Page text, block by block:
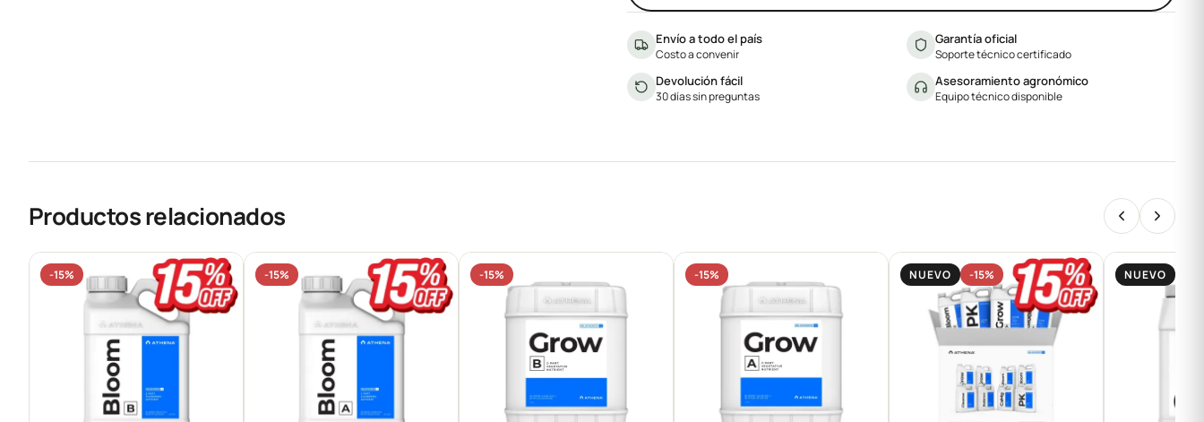
Envío a todo el país
Costo a convenir
Garantía oficial
Soporte técnico certificado
Devolución fácil
30 días sin preguntas
Asesoramiento agronómico
Equipo técnico disponible
Productos relacionados
-15% -15% -15% -15% NUEVO -15% NUEVO